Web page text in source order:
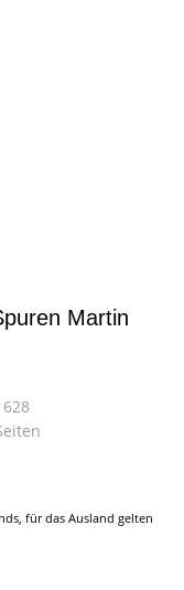
Martin
für das Ausland gelten